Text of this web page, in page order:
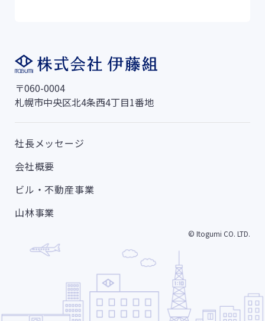
〒060-0004
札幌市中央区北4条西4丁目1番地
社長メッセージ
会社概要
ビル・不動産事業
山林事業
© Itogumi CO. LTD.